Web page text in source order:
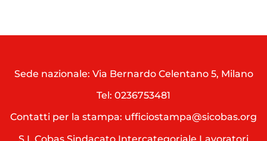
Sede nazionale: Via Bernardo Celentano 5, Milano
Tel: 0236753481
Contatti per la stampa: ufficiostampa@sicobas.org
S.I. Cobas Sindacato Intercategoriale Lavoratori